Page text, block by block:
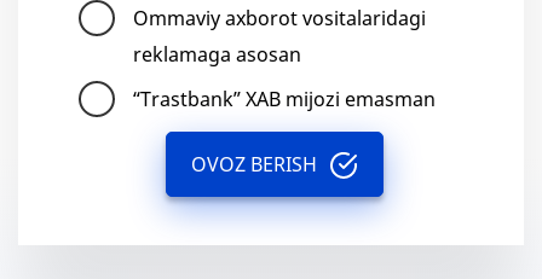
Ommaviy axborot vositalaridagi
reklamaga asosan
“Trastbank” XAB mijozi emasman
OVOZ BERISH